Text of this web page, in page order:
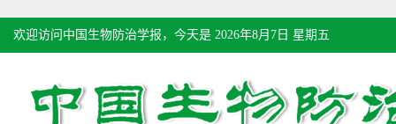
欢迎访问中国生物防治学报，今天是 2026年8月7日 星期五